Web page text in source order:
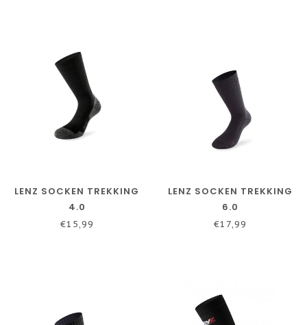
LENZ SOCKEN TREKKING
4.0
€15,99
LENZ SOCKEN TREKKING
6.0
€17,99